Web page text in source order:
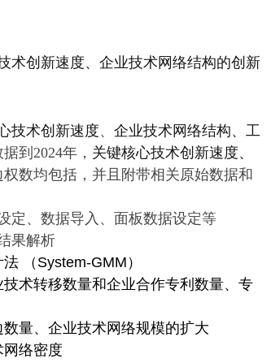
术创新速度、企业技术网络结构的创新
技术创新速度、企业技术网络结构、工
据到2024年， 关键核心技术创新速度、
权数均包括，并且附带相关原始数据和
定、数据导入、面板数据设定等
果解析
（System-GMM）
技术转移数量和企业合作专利数量、专
数量、企业技术网络规模的扩大
络密度